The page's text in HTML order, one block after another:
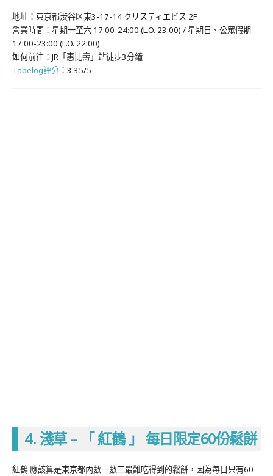
地址：東京都渋谷区東3-17-14 クリスティエビス 2F
營業時間：星期一至六 17:00-24:00 (L.O. 23:00) / 星期日、公眾假期
17:00-23:00 (L.O. 22:00)
如何前往：JR「惠比壽」站徒步3分鐘
Tabelog評分 ：3.35/5
4. 淺草 – 「 紅鶴 」 每日限定60份鬆餅
紅鶴 應該算是東京都內數一數二最難吃得到的鬆餅，因為每日只有60